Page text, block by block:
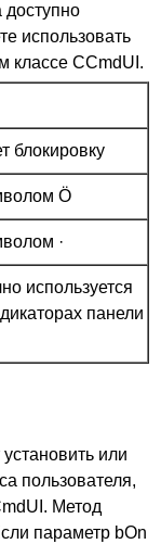
доступно
использовать
классе CCmdUI.
блокировку
Ö
·
используется
панели
или
пользователя,
Метод
параметр bOn